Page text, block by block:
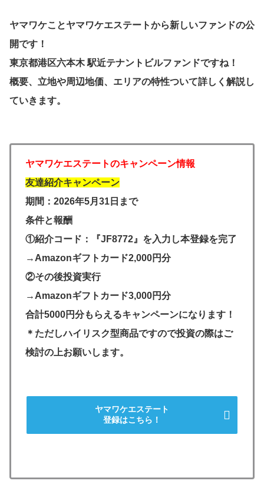
ヤマワケことヤマワケエステートから新しいファンドの公
開です！
東京都港区六本木 駅近テナントビルファンドですね！
概要、立地や周辺地価、エリアの特性ついて詳しく解説し
ていきます。
ヤマワケエステートのキャンペーン情報
友達紹介キャンペーン
期間：2026年5月31日まで
条件と報酬
①紹介コード：『JF8772』を入力し本登録を完了
→Amazonギフトカード2,000円分
②その後投資実行
→Amazonギフトカード3,000円分
合計5000円分もらえるキャンペーンになります！
＊ただしハイリスク型商品ですので投資の際はご
検討の上お願いします。
ヤマワケエステート
登録はこちら！